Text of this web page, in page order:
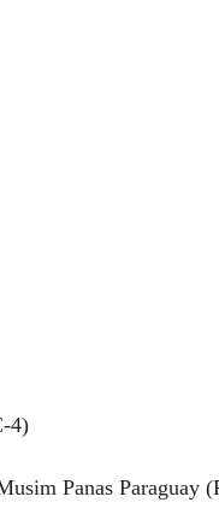
4)
Panas Paraguay